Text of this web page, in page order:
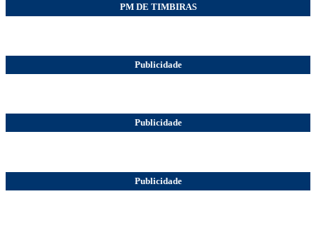
PM DE TIMBIRAS
Publicidade
Publicidade
Publicidade